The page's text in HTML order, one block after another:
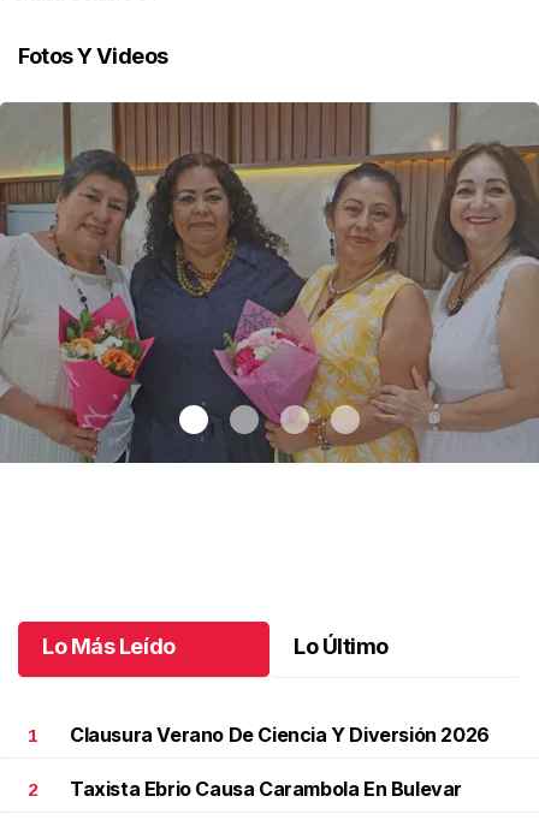
Fotos Y Videos
Lo Más Leído Lo Último
1 Clausura Verano De Ciencia Y Diversión 2026
2 Taxista Ebrio Causa Carambola En Bulevar